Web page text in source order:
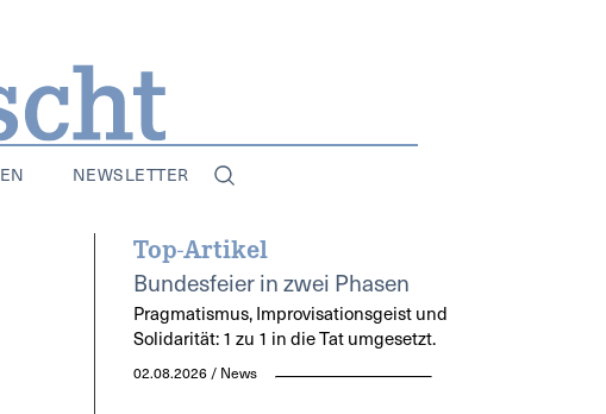
NEWSLETTER
Top-Artikel
Bundesfeier in zwei Phasen
Pragmatismus, Improvisationsgeist und
Solidarität: 1 zu 1 in die Tat umgesetzt.
02.08.2026 / News